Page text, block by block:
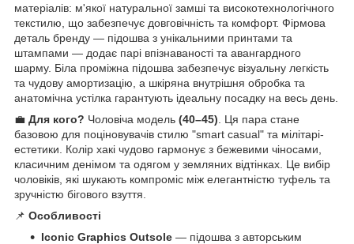
матеріалів: м'якої натуральної замші та високотехнологічного
текстилю, що забезпечує довговічність та комфорт. Фірмова
деталь бренду — підошва з унікальними принтами та
штампами — додає парі впізнаваності та авангардного
шарму. Біла проміжна підошва забезпечує візуальну легкість
та чудову амортизацію, а шкіряна внутрішня обробка та
анатомічна устілка гарантують ідеальну посадку на весь день.
💼 Для кого? Чоловіча модель (40–45) . Ця пара стане
базовою для поціновувачів стилю "smart casual" та мілітарі-
естетики. Колір хакі чудово гармонує з бежевими чіносами,
класичним денімом та одягом у земляних відтінках. Це вибір
чоловіків, які шукають компроміс між елегантністю туфель та
зручністю бігового взуття.
📌 Особливості
Iconic Graphics Outsole — підошва з авторським